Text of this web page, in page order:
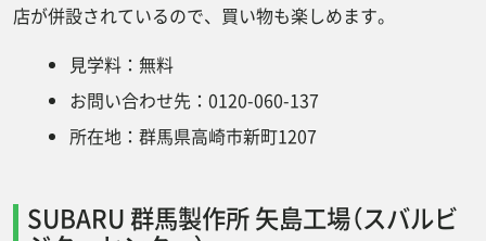
メリット①群馬県は物価が安い
メリット②群馬県は都心へのアクセス
が良い
メリット③群馬県は温泉が多い
デメリット①群馬県は車がないと不便
店が併設されているので、買い物も楽しめます。
見学料：無料
お問い合わせ先：0120-060-137
所在地：群馬県高崎市新町1207
SUBARU 群馬製作所 矢島工場（スバルビ